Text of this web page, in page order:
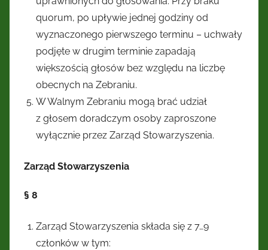
quorum, po upływie jednej godziny od
wyznaczonego pierwszego terminu – uchwały
podjęte w drugim terminie zapadają
większością głosów bez względu na liczbę
obecnych na Zebraniu.
W Walnym Zebraniu mogą brać udział
z głosem doradczym osoby zaproszone
wyłącznie przez Zarząd Stowarzyszenia.
Zarząd Stowarzyszenia
§ 8
Zarząd Stowarzyszenia składa się z 7…9
członków w tym: